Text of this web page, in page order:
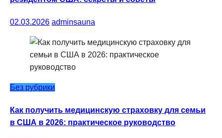
02.03.2026 adminsauna
Без рубрики
Как получить медицинскую страховку для семьи
в США в 2026: практическое руководство